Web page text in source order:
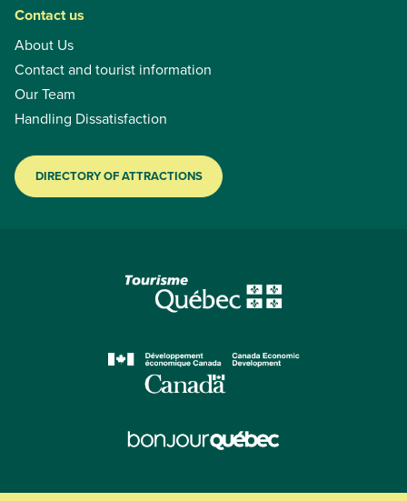
Contact us
About Us
Contact and tourist information
Our Team
Handling Dissatisfaction
DIRECTORY OF ATTRACTIONS